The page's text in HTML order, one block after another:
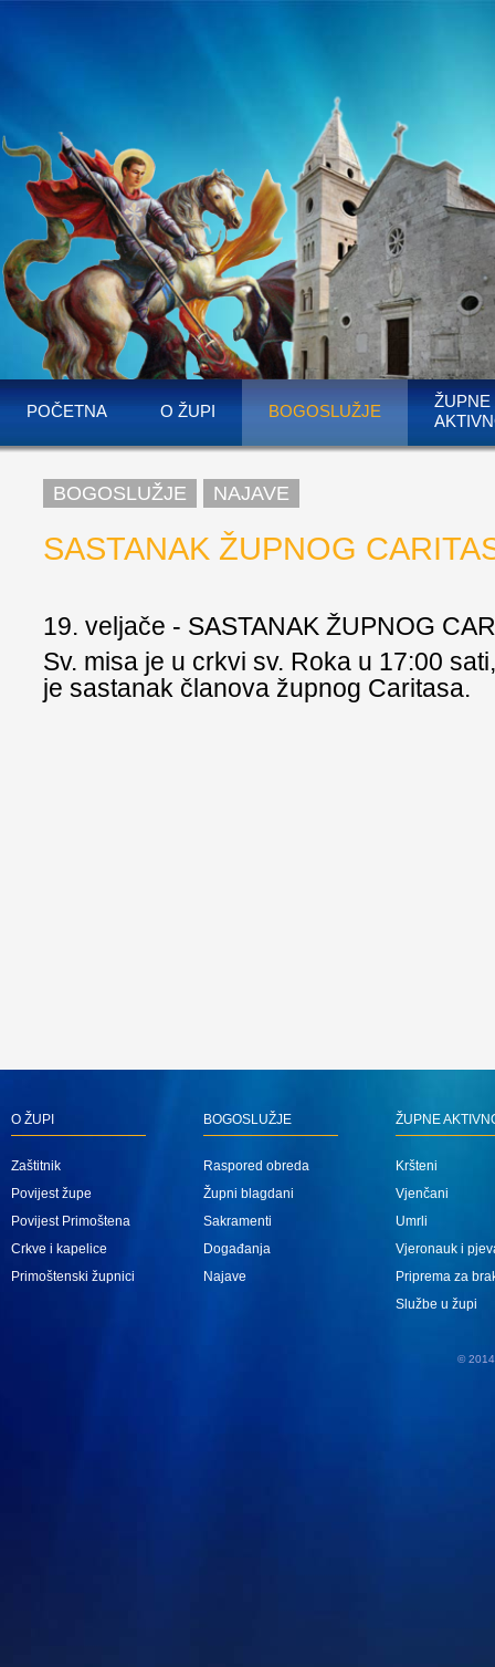
POČETNA O ŽUPI BOGOSLUŽJE
ŽUPNE
BOGOSLUŽJE NAJAVE
SASTANAK ŽUPNOG
19. veljače - SASTANAK ŽUPNOG
Sv. misa je u crkvi sv. Roka u 17:00
je sastanak članova župnog Caritasa.
O ŽUPI
Zaštitnik
Povijest župe
Povijest Primoštena
Crkve i kapelice
Primoštenski župnici
BOGOSLUŽJE
Raspored obreda
Župni blagdani
Sakramenti
Događanja
Najave
ŽUPNE
Kršteni
Vjenčani
Umrli
Vjeronauk i
Priprema za
Službe u župi
© 2014